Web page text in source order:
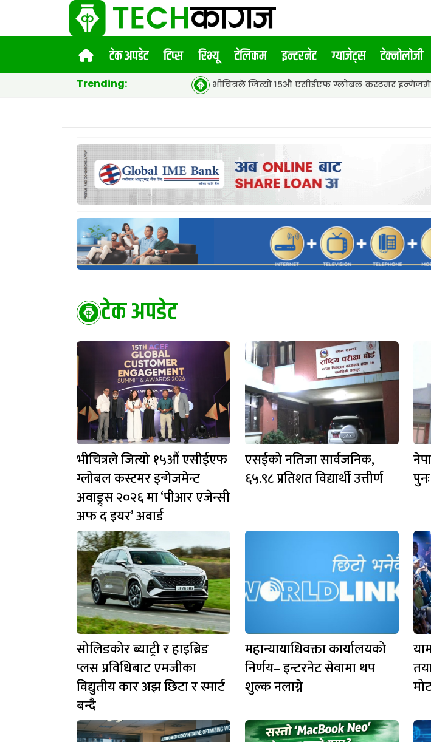
टेक अपडेट टिप्स रिभ्यू टेलिकम इन्टरनेट ग्याजेट्स टेक्नोलोजी
Trending: भीचित्रले जित्यो १५औं एसीईएफ ग्लोबल कस्टमर इन्गेजमेन्ट अवाड्र्स २०२६
टेक अपडेट
भीचित्रले जित्यो १५औं एसीईएफ
ग्लोबल कस्टमर इन्गेजमेन्ट
अवाड्र्स २०२६ मा ‘पीआर एजेन्सी
अफ द इयर’ अवार्ड
एसईको नतिजा सार्वजनिक,
६५.९८ प्रतिशत विद्यार्थी उत्तीर्ण
सोलिडकोर ब्याट्री र हाइब्रिड
प्लस प्रविधिबाट एमजीका
विद्युतीय कार अझ छिटा र स्मार्ट
बन्दै
महान्यायाधिवक्ता कार्यालयको
निर्णय– इन्टरनेट सेवामा थप
शुल्क नलाग्ने